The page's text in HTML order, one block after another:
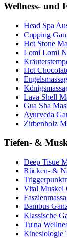
Wellness- und
Head Spa
Cupping
Hot Stone
Lomi Lomi
Hot
Lava Shell
Gua Sha
Ayurveda
Zirbenholz
Tiefen- &
Deep Tisue
Rücken- &
Vital Muskel
Bambus
Klassische
Tuina
Kinesiologie